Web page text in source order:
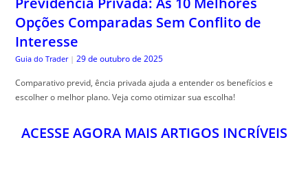
Opções Comparadas Sem Conflito de
Interesse
Guia do Trader | 29 de outubro de 2025
Comparativo previd, ência privada ajuda a entender os benefícios e
escolher o melhor plano. Veja como otimizar sua escolha!
ACESSE AGORA MAIS ARTIGOS INCRÍVEIS